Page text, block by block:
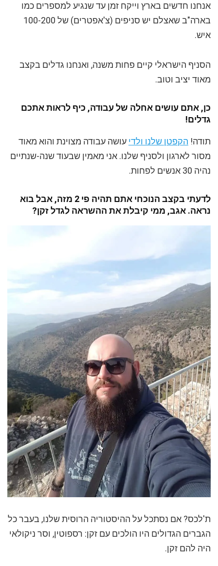
אנחנו חדשים בארץ וייקח זמן עד שנגיע למספרים כמו
בארה"ב שאצלם יש סניפים (צ'אפטרים) של 100-200
איש.
הסניף הישראלי קיים פחות משנה, ואנחנו גדלים בקצב
מאוד יציב וטוב.
כן, אתם עושים אחלה של עבודה, כיף לראות אתכם
גדלים!
תודה! הקפטן שלנו ולדי עושה עבודה מצוינת והוא מאוד
מסור לארגון ולסניף שלנו. אני מאמין שבעוד שנה-שנתיים
נהיה 30 אנשים לפחות.
לדעתי בקצב הנוכחי אתם תהיה פי 2 מזה, אבל בוא
נראה. אגב, ממי קיבלת את ההשראה לגדל זקן?
ת'לכס? אם נסתכל על ההיסטוריה הרוסית שלנו, בעבר כל
הגברים הגדולים היו הולכים עם זקן: רספוטין, וסר ניקולאי
היה להם זקן.